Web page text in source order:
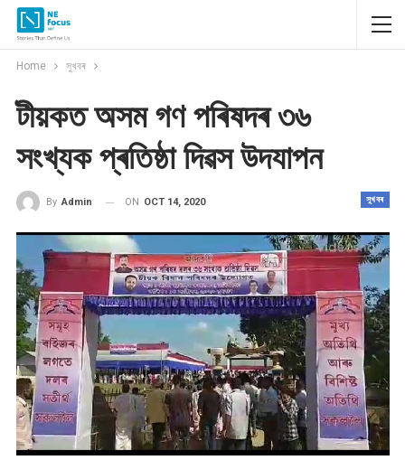
Home সুখবৰ
টীয়কত অসম গণ পৰিষদৰ ৩৬
সংখ্যক প্ৰতিষ্ঠা দিৱস উদযাপন
সুখবৰ
By Admin ON OCT 14, 2020